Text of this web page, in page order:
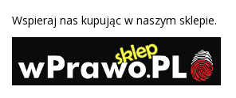
Wspieraj nas kupując w naszym sklepie.